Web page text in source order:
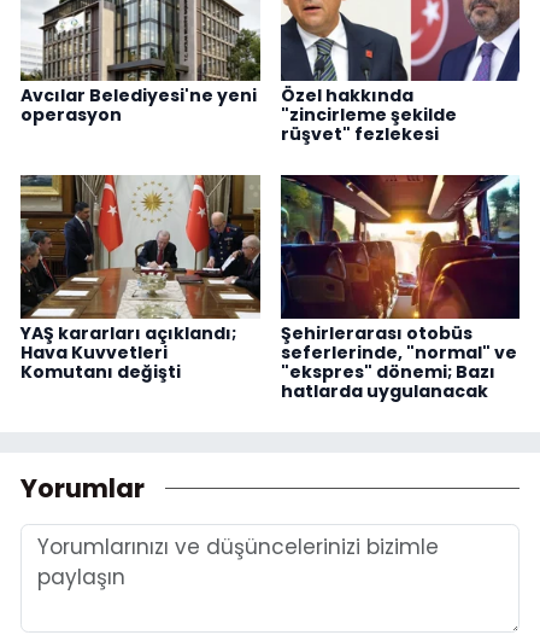
Avcılar Belediyesi'ne yeni
operasyon
Özel hakkında
"zincirleme şekilde
rüşvet" fezlekesi
YAŞ kararları açıklandı;
Hava Kuvvetleri
Komutanı değişti
Şehirlerarası otobüs
seferlerinde, "normal" ve
"ekspres" dönemi; Bazı
hatlarda uygulanacak
Yorumlar